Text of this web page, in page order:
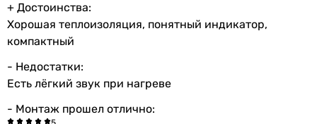
+ Достоинства:
Хорошая теплоизоляция, понятный индикатор,
компактный
- Недостатки:
Есть лёгкий звук при нагреве
- Монтаж прошел отлично: